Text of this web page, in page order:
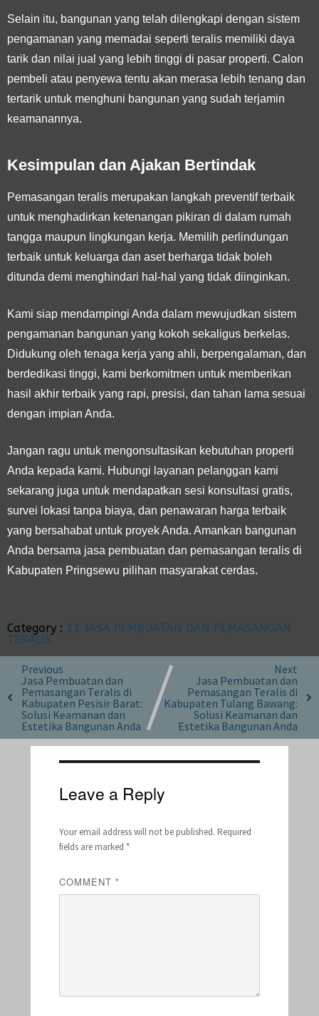
Selain itu, bangunan yang telah dilengkapi dengan sistem
pengamanan yang memadai seperti teralis memiliki daya
tarik dan nilai jual yang lebih tinggi di pasar properti. Calon
pembeli atau penyewa tentu akan merasa lebih tenang dan
tertarik untuk menghuni bangunan yang sudah terjamin
keamanannya.
Kesimpulan dan Ajakan Bertindak
Pemasangan teralis merupakan langkah preventif terbaik
untuk menghadirkan ketenangan pikiran di dalam rumah
tangga maupun lingkungan kerja. Memilih perlindungan
terbaik untuk keluarga dan aset berharga tidak boleh
ditunda demi menghindari hal-hal yang tidak diinginkan.
Kami siap mendampingi Anda dalam mewujudkan sistem
pengamanan bangunan yang kokoh sekaligus berkelas.
Didukung oleh tenaga kerja yang ahli, berpengalaman, dan
berdedikasi tinggi, kami berkomitmen untuk memberikan
hasil akhir terbaik yang rapi, presisi, dan tahan lama sesuai
dengan impian Anda.
Jangan ragu untuk mengonsultasikan kebutuhan properti
Anda kepada kami. Hubungi layanan pelanggan kami
sekarang juga untuk mendapatkan sesi konsultasi gratis,
survei lokasi tanpa biaya, dan penawaran harga terbaik
yang bersahabat untuk proyek Anda. Amankan bangunan
Anda bersama jasa pembuatan dan pemasangan teralis di
Kabupaten Pringsewu pilihan masyarakat cerdas.
Category : 11 JASA PEMBUATAN DAN PEMASANGAN
TERALIS
Previous
Jasa Pembuatan dan
Pemasangan Teralis di
Kabupaten Pesisir Barat:
Solusi Keamanan dan
Estetika Bangunan Anda
Next
Jasa Pembuatan dan
Pemasangan Teralis di
Kabupaten Tulang Bawang:
Solusi Keamanan dan
Estetika Bangunan Anda
Leave a Reply
Your email address will not be published. Required
fields are marked *
COMMENT *